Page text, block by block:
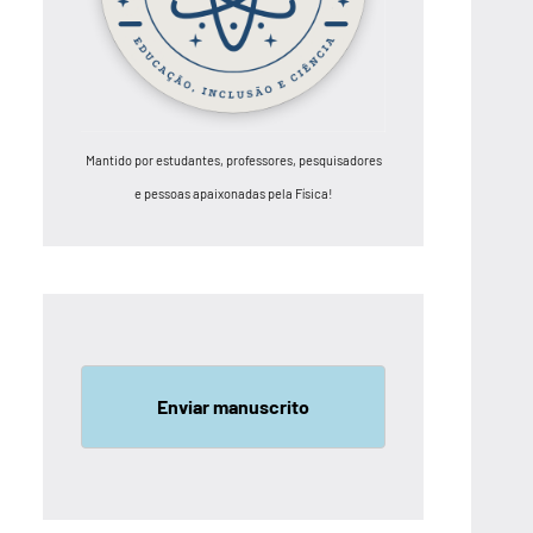
Mantido por estudantes, professores, pesquisadores
e pessoas apaixonadas pela Física!
Enviar manuscrito